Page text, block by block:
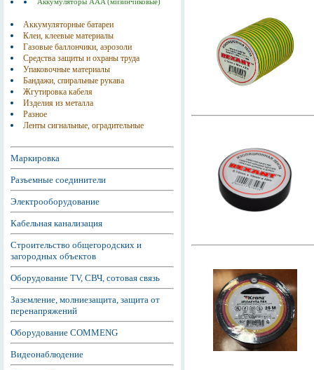
Аккумуляторные батареи
Клеи, клеевые материалы
Газовые баллончики, аэрозоли
Средства защиты и охраны труда
Упаковочные материалы
Бандажи, спиральные рукава
Жгутировка кабеля
Изделия из металла
Разное
Ленты сигнальные, оградительные
Маркировка
Разъемные соединители
Электрооборудование
Кабельная канализация
Строительство общегородских и
загородных объектов
Оборудование TV, СВЧ, сотовая связь
Заземление, молниезащита, защита от
перенапряжений
Оборудование COMMENG
Видеонаблюдение